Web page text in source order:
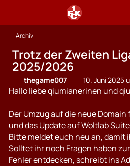
Archiv
Trotz der Zweiten
2025/2026
thegame007 10. Juni 2025
Hallo liebe qiumianerinen und
Der Umzug auf die neue
und das Update auf Woltlab
Bitte meldet euch neu an, damit
Solltet ihr noch Fragen haben
Fehler entdecken, schreibt ins